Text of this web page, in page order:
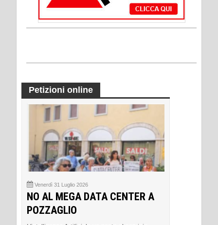
Petizioni online
Venerdì 31 Luglio 2026
NO AL MEGA DATA CENTER A
POZZAGLIO